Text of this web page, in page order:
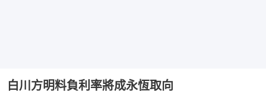
白川方明料負利率將成永恆取向